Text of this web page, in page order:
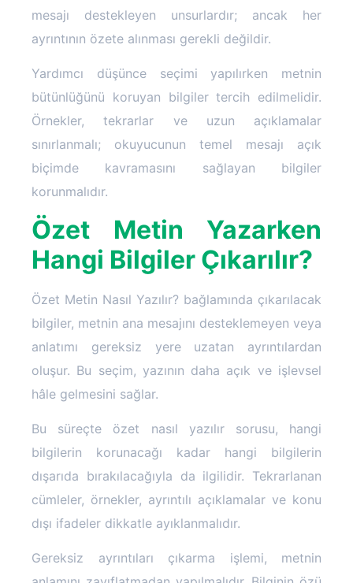
mesajı destekleyen unsurlardır; ancak her
ayrıntının özete alınması gerekli değildir.
Yardımcı düşünce seçimi yapılırken metnin
bütünlüğünü koruyan bilgiler tercih edilmelidir.
Örnekler, tekrarlar ve uzun açıklamalar
sınırlanmalı; okuyucunun temel mesajı açık
biçimde kavramasını sağlayan bilgiler
korunmalıdır.
Özet Metin Yazarken
Hangi Bilgiler Çıkarılır?
Özet Metin Nasıl Yazılır? bağlamında çıkarılacak
bilgiler, metnin ana mesajını desteklemeyen veya
anlatımı gereksiz yere uzatan ayrıntılardan
oluşur. Bu seçim, yazının daha açık ve işlevsel
hâle gelmesini sağlar.
Bu süreçte özet nasıl yazılır sorusu, hangi
bilgilerin korunacağı kadar hangi bilgilerin
dışarıda bırakılacağıyla da ilgilidir. Tekrarlanan
cümleler, örnekler, ayrıntılı açıklamalar ve konu
dışı ifadeler dikkatle ayıklanmalıdır.
Gereksiz ayrıntıları çıkarma işlemi, metnin